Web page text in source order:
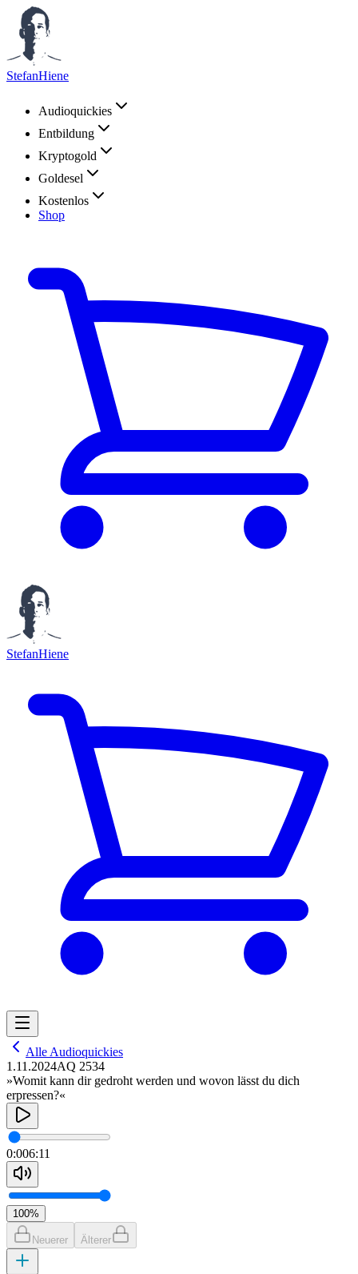
StefanHiene
Audioquickies
Entbildung
Kryptogold
Goldesel
Kostenlos
Shop
StefanHiene
Alle Audioquickies
1.11.2024AQ 2534
»Womit kann dir gedroht werden und wovon lässt du dich
erpressen?«
0:006:11
100%
Neuerer Älterer